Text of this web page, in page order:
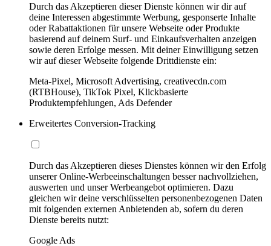
Durch das Akzeptieren dieser Dienste können wir dir auf
deine Interessen abgestimmte Werbung, gesponserte Inhalte
oder Rabattaktionen für unsere Webseite oder Produkte
basierend auf deinem Surf- und Einkaufsverhalten anzeigen
sowie deren Erfolge messen. Mit deiner Einwilligung setzen
wir auf dieser Webseite folgende Drittdienste ein:
Meta-Pixel, Microsoft Advertising, creativecdn.com
(RTBHouse), TikTok Pixel, Klickbasierte
Produktempfehlungen, Ads Defender
Erweitertes Conversion-Tracking
Durch das Akzeptieren dieses Dienstes können wir den Erfolg
unserer Online-Werbeeinschaltungen besser nachvollziehen,
auswerten und unser Werbeangebot optimieren. Dazu
gleichen wir deine verschlüsselten personenbezogenen Daten
mit folgenden externen Anbietenden ab, sofern du deren
Dienste bereits nutzt:
Google Ads